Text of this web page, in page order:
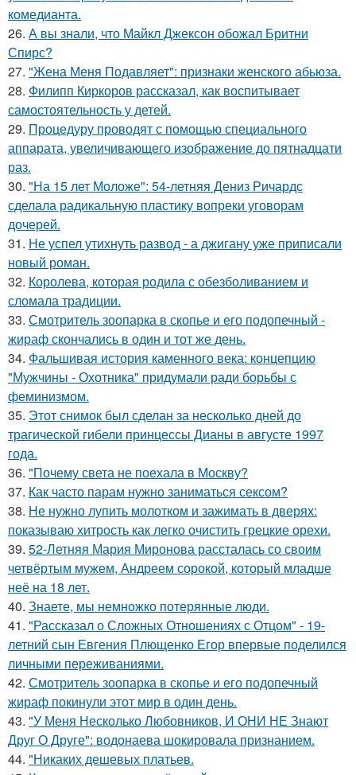
комедианта.
26. А вы знали, что Майкл Джексон обожал Бритни
Спирс?
27. "Жена Меня Подавляет": признаки женского абьюза.
28. Филипп Киркоров рассказал, как воспитывает
самостоятельность у детей.
29. Процедуру проводят с помощью специального
аппарата, увеличивающего изображение до пятнадцати
раз.
30. "На 15 лет Моложе": 54-летняя Дениз Ричардс
сделала радикальную пластику вопреки уговорам
дочерей.
31. Не успел утихнуть развод - а джигану уже приписали
новый роман.
32. Королева, которая родила с обезболиванием и
сломала традиции.
33. Смотритель зоопарка в скопье и его подопечный -
жираф скончались в один и тот же день.
34. Фальшивая история каменного века: концепцию
"Мужчины - Охотника" придумали ради борьбы с
феминизмом.
35. Этот снимок был сделан за несколько дней до
трагической гибели принцессы Дианы в августе 1997
года.
36. "Почему света не поехала в Москву?
37. Как часто парам нужно заниматься сексом?
38. Не нужно лупить молотком и зажимать в дверях:
показываю хитрость как легко очистить грецкие орехи.
39. 52-Летняя Мария Миронова рассталась со своим
четвёртым мужем, Андреем сорокой, который младше
неё на 18 лет.
40. Знаете, мы немножко потерянные люди.
41. "Рассказал о Сложных Отношениях с Отцом" - 19-
летний сын Евгения Плющенко Егор впервые поделился
личными переживаниями.
42. Смотритель зоопарка в скопье и его подопечный
жираф покинули этот мир в один день.
43. "У Меня Несколько Любовников, И ОНИ НЕ Знают
Друг О Друге": водонаева шокировала признанием.
44. "Никаких дешевых платьев.